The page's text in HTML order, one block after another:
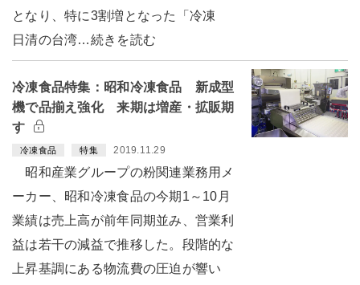
となり、特に3割増となった「冷凍
日清の台湾…続きを読む
冷凍食品特集：昭和冷凍食品 新成型
機で品揃え強化 来期は増産・拡販期
す
冷凍食品 特集 2019.11.29
昭和産業グループの粉関連業務用メ
ーカー、昭和冷凍食品の今期1～10月
業績は売上高が前年同期並み、営業利
益は若干の減益で推移した。段階的な
上昇基調にある物流費の圧迫が響い